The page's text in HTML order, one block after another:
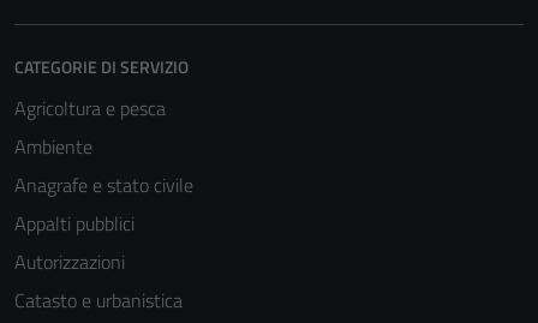
CATEGORIE DI SERVIZIO
Agricoltura e pesca
Ambiente
Anagrafe e stato civile
Appalti pubblici
Autorizzazioni
Catasto e urbanistica